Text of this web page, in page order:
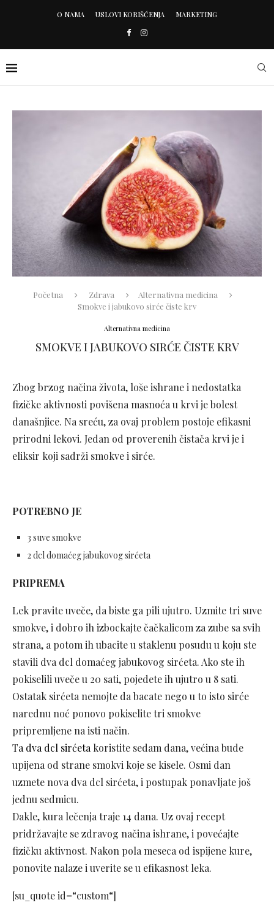
O NAMA USLOVI KORIŠĆENJA MARKETING
Početna Zdrava
Alternativna medicina
Smokve i jabukovo sirće čiste krv
Alternativna medicina
SMOKVE I JABUKOVO SIRĆE ČISTE KRV
Zbog brzog načina života, loše ishrane i nedostatka
fizičke aktivnosti povišena masnoća u krvi je bolest
današnjice. Na sreću, za ovaj problem postoje efikasni
prirodni lekovi. Jedan od proverenih čistača krvi je i
eliksir koji sadrži smokve i sirće.
POTREBNO JE
3 suve smokve
2 dcl domaćeg jabukovog sirćeta
PRIPREMA
Lek pravite uveče, da biste ga pili ujutro. Uzmite tri suve
smokve, i dobro ih izbockajte čačkalicom za zube sa svih
strana, a potom ih ubacite u staklenu posudu u koju ste
stavili dva dcl domaćeg jabukovog sirćeta. Ako ste ih
pokiselili uveče u 20 sati, pojedete ih ujutro u 8 sati.
Ostatak sirćeta nemojte da bacate nego u to isto sirće
narednu noć ponovo pokiselite tri smokve
pripremljene na isti način.
Ta dva dcl sirćetakoristite sedam dana, većina bude
upijena od strane smokvi koje se kisele. Osmi dan
uzmete nova dva dcl sirćeta, i postupak ponavljate još
jednu sedmicu.
Dakle, kura lečenja traje 14 dana. Uz ovaj recept
pridržavajte se zdravog načina ishrane, i povećajte
fizičku aktivnost. Nakon pola meseca od ispijene kure,
ponovite nalaze i uverite se u efikasnost leka.
[su_quote id=“custom“]